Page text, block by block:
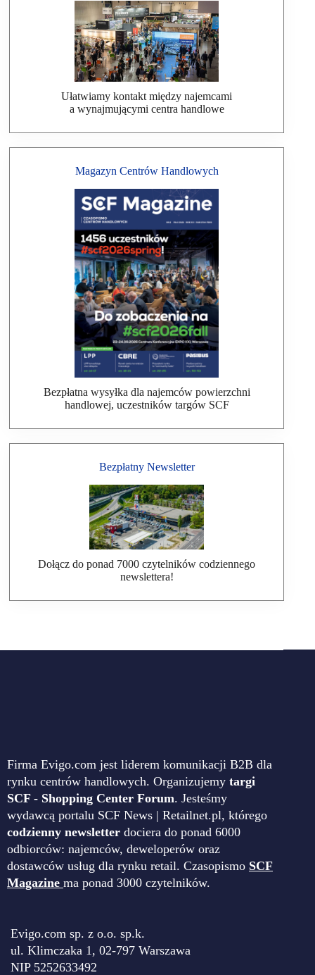
Ułatwiamy kontakt między najemcami
a wynajmującymi centra handlowe
Magazyn Centrów Handlowych
Bezpłatna wysyłka dla najemców powierzchni
handlowej, uczestników targów SCF
Bezpłatny Newsletter
Dołącz do ponad 7000 czytelników codziennego
newslettera!
Firma Evigo.com jest liderem komunikacji B2B dla
rynku centrów handlowych. Organizujemy targi
SCF - Shopping Center Forum. Jesteśmy
wydawcą portalu SCF News | Retailnet.pl, którego
codzienny newsletter dociera do ponad 6000
odbiorców: najemców, deweloperów oraz
dostawców usług dla rynku retail. Czasopismo SCF
Magazine ma ponad 3000 czytelników.
Evigo.com sp. z o.o. sp.k.
ul. Klimczaka 1, 02-797 Warszawa
NIP 5252633492